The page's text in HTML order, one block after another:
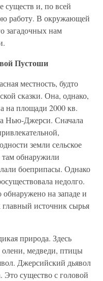
существ и, по всей
работу. В окружающей
загадочных нам
Пустоши
местность, будто
сказки. Она, однако,
на площади 2000 кв.
Нью-Джерси. Сначала
земли сельское
там обнаружили
боеприпасы. Однако
недолго.
обнаружено на западе и
источник сырья
природа. Здесь
медведи, птицы
Джерсийский дьявол
Это существо с головой